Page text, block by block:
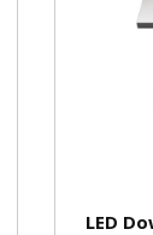
LED